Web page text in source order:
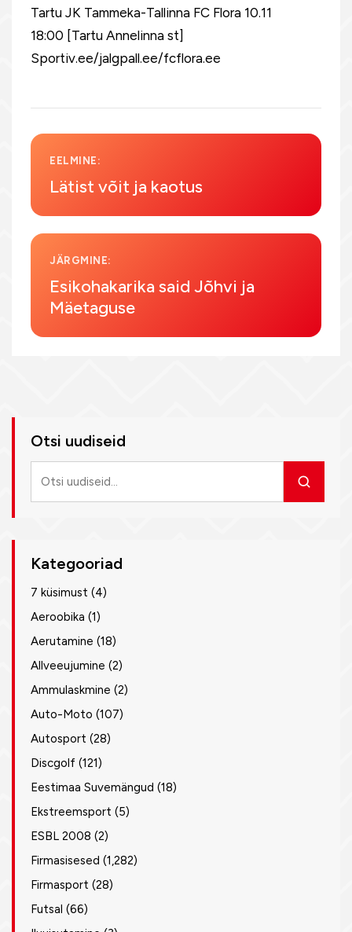
Tartu JK Tammeka-Tallinna FC Flora 10.11
18:00 [Tartu Annelinna st]
Sportiv.ee/jalgpall.ee/fcflora.ee
EELMINE:
Lätist võit ja kaotus
JÄRGMINE:
Esikohakarika said Jõhvi ja
Mäetaguse
Otsi uudiseid
uudiseid
Kategooriad
7 küsimust (4)
Aeroobika (1)
Aerutamine (18)
Allveeujumine (2)
Ammulaskmine (2)
Auto-Moto (107)
Autosport (28)
Discgolf (121)
Eestimaa Suvemängud (18)
Ekstreemsport (5)
ESBL 2008 (2)
Firmasisesed (1,282)
Firmasport (28)
Futsal (66)